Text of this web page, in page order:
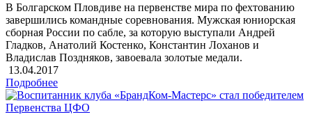
В Болгарском Пловдиве на первенстве мира по фехтованию
завершились командные соревнования. Мужская юниорская
сборная России по сабле, за которую выступали Андрей
Гладков, Анатолий Костенко, Константин Лоханов и
Владислав Поздняков, завоевала золотые медали.
13.04.2017
Подробнее